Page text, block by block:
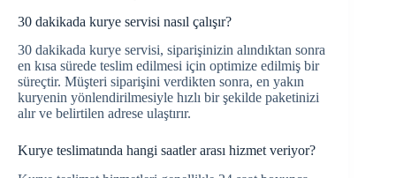
30 dakikada kurye servisi nasıl çalışır?
30 dakikada kurye servisi, siparişinizin alındıktan sonra
en kısa sürede teslim edilmesi için optimize edilmiş bir
süreçtir. Müşteri siparişini verdikten sonra, en yakın
kuryenin yönlendirilmesiyle hızlı bir şekilde paketinizi
alır ve belirtilen adrese ulaştırır.
Kurye teslimatında hangi saatler arası hizmet veriyor?